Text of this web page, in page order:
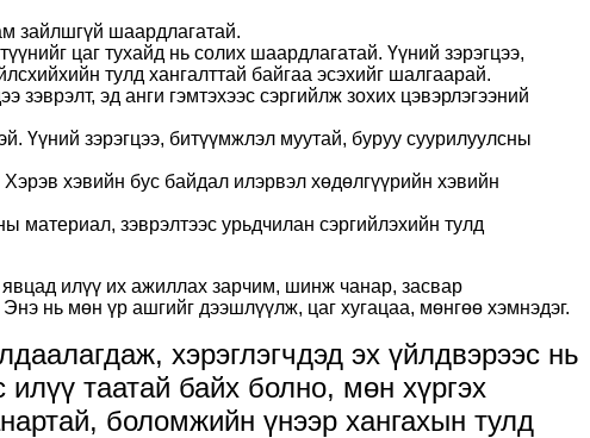
зайлшгүй шаардлагатай.
цаг тухайд нь солих шаардлагатай. Үүний зэрэгцээ,
тулд хангалттай байгаа эсэхийг шалгаарай.
эд анги гэмтэхээс сэргийлж зохих цэвэрлэгээний
Үүний зэрэгцээ, битүүмжлэл муутай, буруу суурилуулсны
хэвийн бус байдал илэрвэл хөдөлгүүрийн хэвийн
материал, зэврэлтээс урьдчилан сэргийлэхийн тулд
явцад илүү их ажиллах зарчим, шинж чанар, засвар
нь мөн үр ашгийг дээшлүүлж, цаг хугацаа, мөнгөө хэмнэдэг.
хэрэглэгчдэд эх үйлдвэрээс нь
илүү таатай байх болно, мөн хүргэх
боломжийн үнээр хангахын тулд